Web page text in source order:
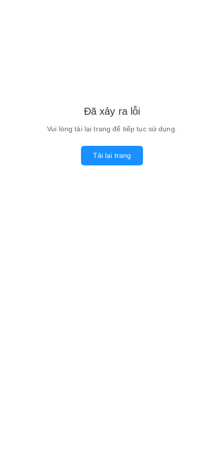
Đã xảy ra lỗi
Vui lòng tải lại trang để tiếp tục sử dụng.
Tải lại trang